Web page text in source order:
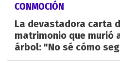
CONMOCIÓN
La devastadora carta
matrimonio que murió
árbol: "No sé cómo